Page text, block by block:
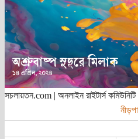
সচলায়তন.com | অনলাইন রাইটার্স